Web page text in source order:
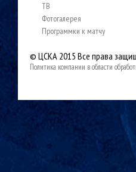
ТВ
Фотогалерея
Программки к матчу
© ЦСКА 2015 Все права
Политика компании в области